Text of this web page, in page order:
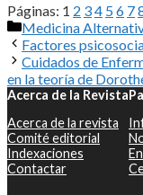
Páginas: 1 2 34 56 7
Categorías
Medicina
Factores
Cuidados de
en la teoría de
Acerca de la Revista
Acerca de la revista
Comité editorial
Indexaciones
Contactar